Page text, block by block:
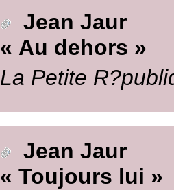
Jean Jaur
« Au dehors »
La Petite
Jean Jaur
« Toujours lui »